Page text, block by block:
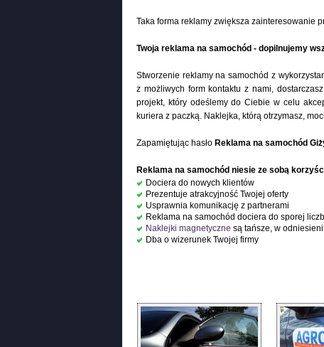
Taka forma reklamy zwiększa zainteresowanie
Twoja reklama na samochód - dopilnujemy
Stworzenie reklamy na samochód z
z możliwych form kontaktu z nami,
projekt, który odeślemy do Ciebie w celu
kuriera z paczką. Naklejka, którą otrzymasz,
Zapamiętując hasło Reklama na samochód
Reklama na samochód niesie ze sobą
Dociera do nowych klientów
Prezentuje atrakcyjność Twojej oferty
Usprawnia komunikację z partnerami
Reklama na samochód dociera do sporej
Naklejki magnetyczne są tańsze, w
Dba o wizerunek Twojej firmy